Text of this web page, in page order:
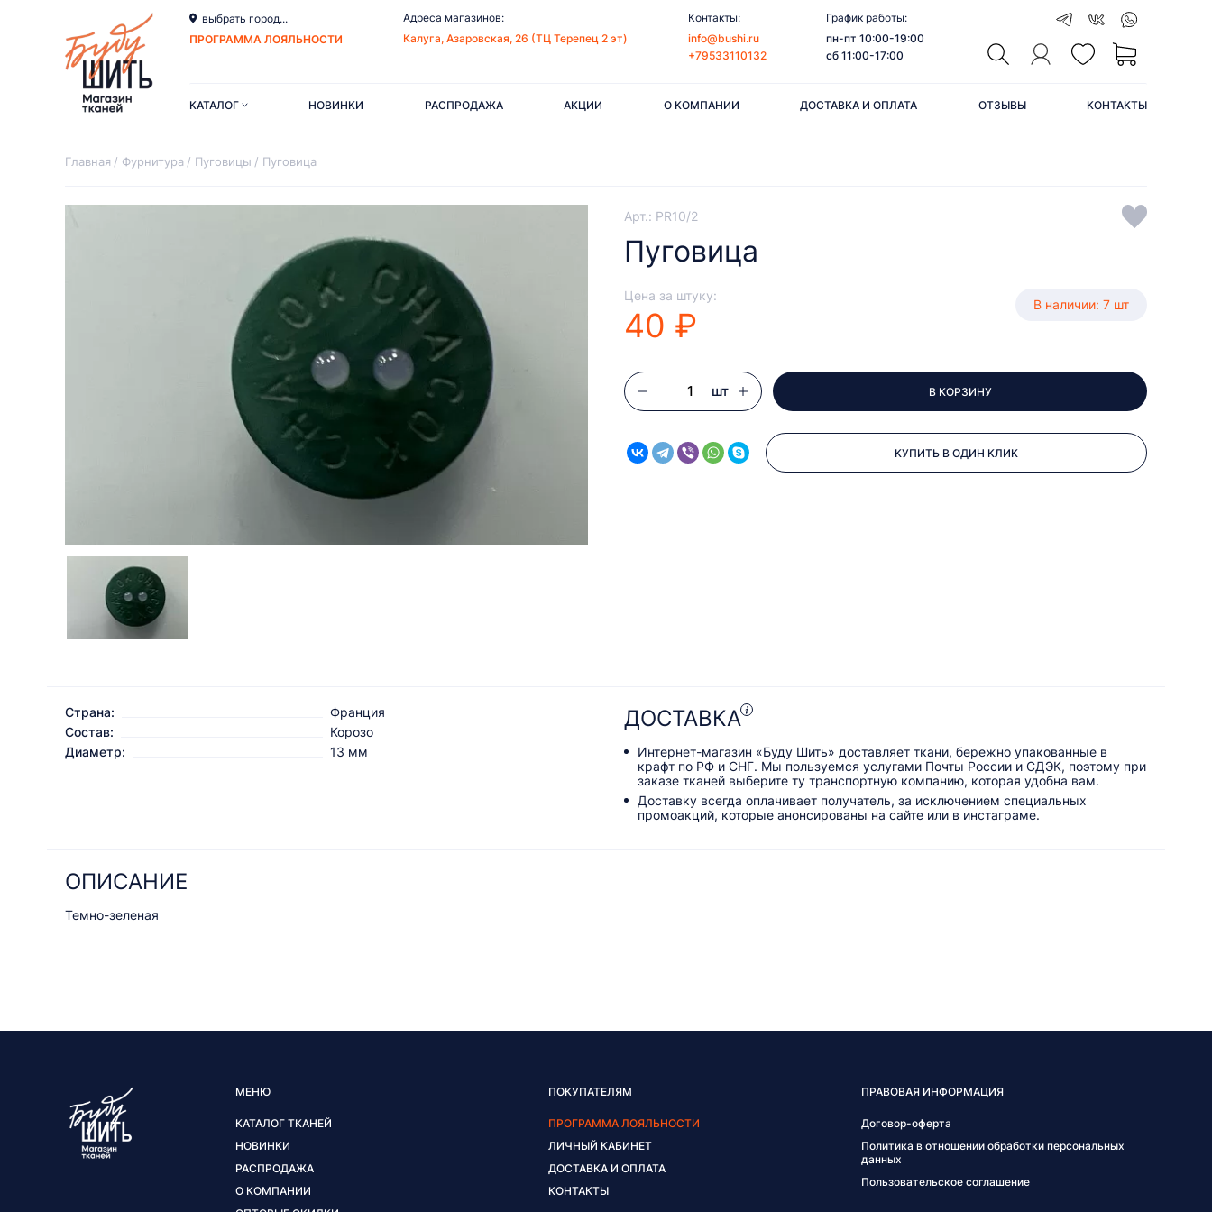
выбрать город...
ПРОГРАММА ЛОЯЛЬНОСТИ
Адреса магазинов:
Калуга, Азаровская, 26 (ТЦ Терепец 2 эт)
Контакты:
info@bushi.ru
+79533110132
График работы:
пн-пт 10:00-19:00
сб 11:00-17:00
КАТАЛОГ НОВИНКИ РАСПРОДАЖА АКЦИИ О КОМПАНИИ ДОСТАВКА И ОПЛАТА ОТЗЫВЫ КОНТАКТЫ
Главная Фурнитура Пуговицы Пуговица
Арт.: PR10/2
Пуговица
Цена за штуку:
40 ₽
В наличии: 7 шт
шт В КОРЗИНУ
КУПИТЬ В ОДИН КЛИК
Страна:
Франция
Состав:
Корозо
Диаметр:
13 мм
ДОСТАВКА
Интернет-магазин «Буду Шить» доставляет ткани, бережно упакованные в
крафт по РФ и СНГ. Мы пользуемся услугами Почты России и СДЭК, поэтому при
заказе тканей выберите ту транспортную компанию, которая удобна вам.
Доставку всегда оплачивает получатель, за исключением специальных
промоакций, которые анонсированы на сайте или в инстаграме.
ОПИСАНИЕ
Темно-зеленая
МЕНЮ
КАТАЛОГ ТКАНЕЙ
НОВИНКИ
РАСПРОДАЖА
О КОМПАНИИ
ПОКУПАТЕЛЯМ
ПРОГРАММА ЛОЯЛЬНОСТИ
ЛИЧНЫЙ КАБИНЕТ
ДОСТАВКА И ОПЛАТА
КОНТАКТЫ
ПРАВОВАЯ ИНФОРМАЦИЯ
Договор-оферта
Политика в отношении обработки персональных
данных
Пользовательское соглашение